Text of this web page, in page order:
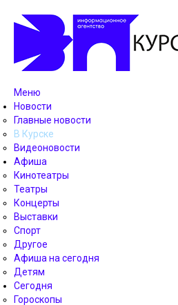
Меню
Новости
Главные новости
В Курске
Видеоновости
Афиша
Кинотеатры
Театры
Концерты
Выставки
Спорт
Другое
Афиша на сегодня
Детям
Сегодня
Гороскопы